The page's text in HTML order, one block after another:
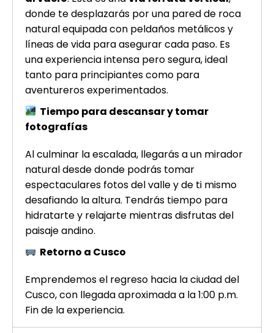
donde te desplazarás por una pared de roca
natural equipada con peldaños metálicos y
líneas de vida para asegurar cada paso. Es
una experiencia intensa pero segura, ideal
tanto para principiantes como para
aventureros experimentados.
Tiempo para descansar y tomar
fotografías
Al culminar la escalada, llegarás a un mirador
natural desde donde podrás tomar
espectaculares fotos del valle y de ti mismo
desafiando la altura. Tendrás tiempo para
hidratarte y relajarte mientras disfrutas del
paisaje andino.
Retorno a Cusco
Emprendemos el regreso hacia la ciudad del
Cusco, con llegada aproximada a la 1:00 p.m.
Fin de la experiencia.